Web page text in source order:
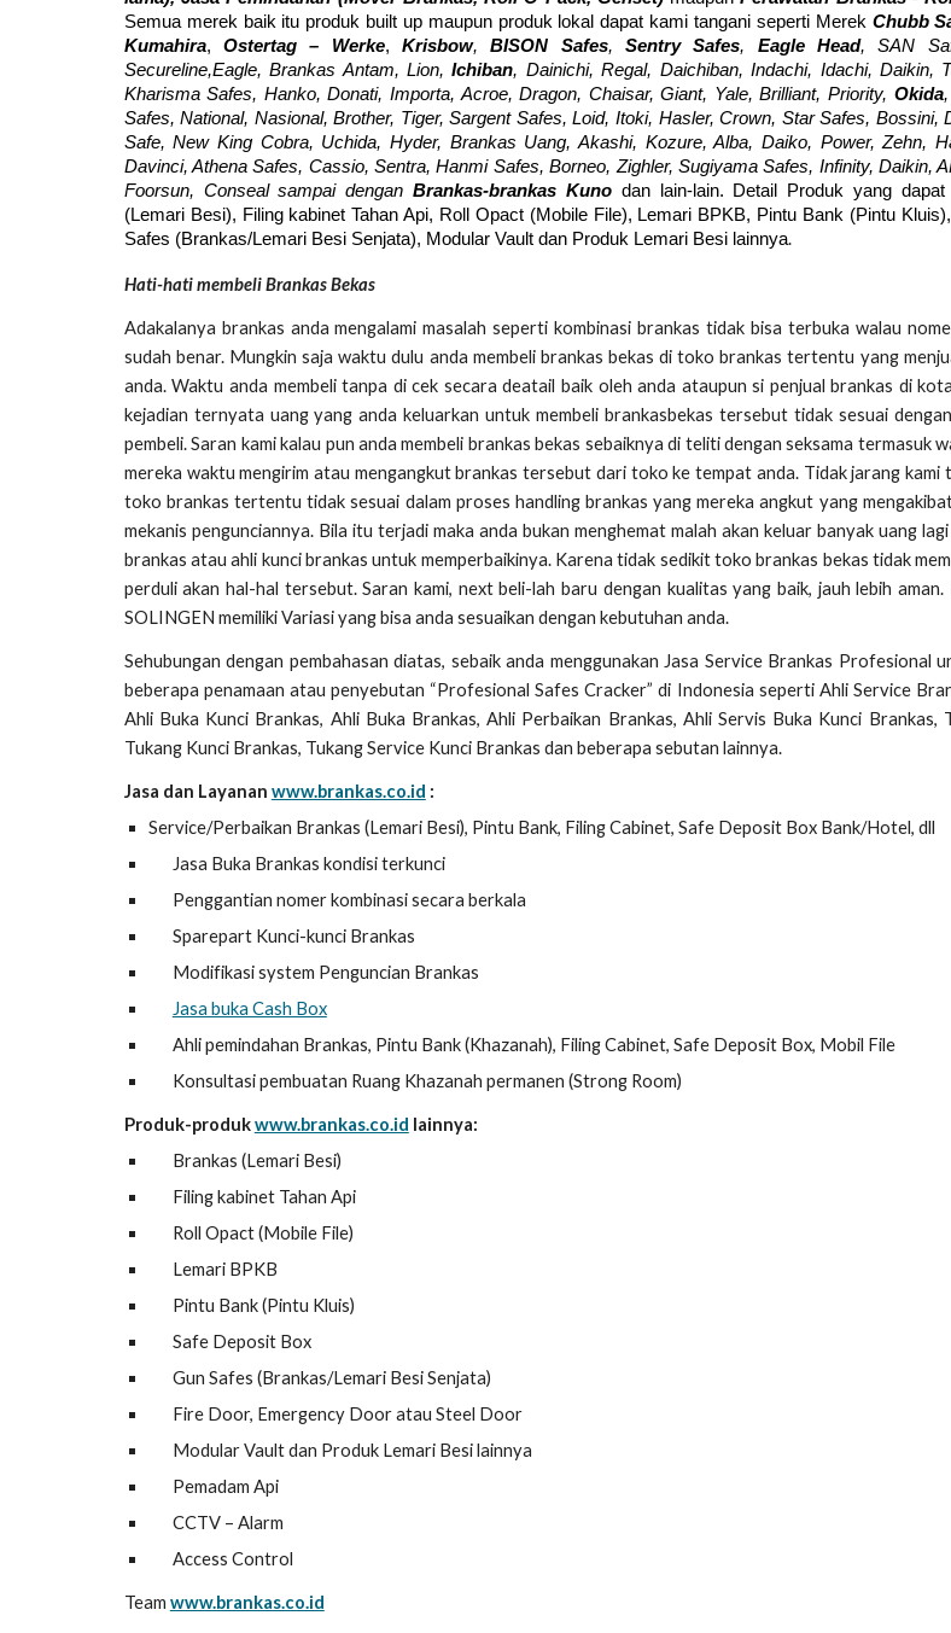
Semua merek baik itu produk built up maupun produk lokal dapat kami tangani seperti Merek Chubb
Kumahira,Ostertag – Werke,Krisbow,BISON Safes, Sentry Safes, Eagle Head, SAN
Secureline,Eagle, Brankas Antam, Lion,Ichiban, Dainichi, Regal, Daichiban, Indachi, Idachi, Daikin,
Kharisma Safes, Hanko, Donati, Importa, Acroe, Dragon, Chaisar, Giant, Yale, Brilliant, Priority, Okida,
Safes, National, Nasional, Brother, Tiger, Sargent Safes, Loid, Itoki, Hasler, Crown, Star Safes, Bossini,
Safe, New King Cobra, Uchida, Hyder, Brankas Uang, Akashi, Kozure, Alba, Daiko, Power, Zehn,
Davinci, Athena Safes, Cassio, Sentra, Hanmi Safes, Borneo, Zighler, Sugiyama Safes, Infinity, Daikin,
Foorsun, Conseal sampai denganBrankas-brankas Kunodan lain-lain. Detail Produk yang
(Lemari Besi), Filing kabinet Tahan Api, Roll Opact (Mobile File), Lemari BPKB, Pintu Bank (Pintu
Safes (Brankas/Lemari Besi Senjata), Modular Vault dan Produk Lemari Besi lainnya.
Hati-hati membeli Brankas Bekas
Adakalanya brankas anda mengalami masalah seperti kombinasi brankas tidak bisa terbuka walau
sudah benar. Mungkin saja waktu dulu anda membeli brankas bekas di toko brankas tertentu yang
anda. Waktu anda membeli tanpa di cek secara deatail baik oleh anda ataupun si penjual brankas di
kejadian ternyata uang yang anda keluarkan untuk membeli brankasbekas tersebut tidak sesuai
pembeli. Saran kami kalau pun anda membeli brankas bekas sebaiknya di teliti dengan seksama termasuk
mereka waktu mengirim atau mengangkut brankas tersebut dari toko ke tempat anda. Tidak jarang kami
toko brankas tertentu tidak sesuai dalam proses handling brankas yang mereka angkut yang
mekanis pengunciannya. Bila itu terjadi maka anda bukan menghemat malah akan keluar banyak uang
brankas atau ahli kunci brankas untuk memperbaikinya. Karena tidak sedikit toko brankas bekas tidak
perduli akan hal-hal tersebut. Saran kami, next beli-lah baru dengan kualitas yang baik, jauh lebih
SOLINGEN memiliki Variasi yang bisa anda sesuaikan dengan kebutuhan anda.
Sehubungan dengan pembahasan diatas, sebaik anda menggunakan Jasa Service Brankas Profesional
beberapa penamaan atau penyebutan “Profesional Safes Cracker” di Indonesia seperti Ahli Service
Ahli Buka Kunci Brankas, Ahli Buka Brankas, Ahli Perbaikan Brankas, Ahli Servis Buka Kunci Brankas,
Tukang Kunci Brankas, Tukang Service Kunci Brankas dan beberapa sebutan lainnya.
Jasa dan Layanan www.brankas.co.id :
Service/Perbaikan Brankas (Lemari Besi), Pintu Bank, Filing Cabinet, Safe Deposit Box Bank/Hotel, dll
Jasa Buka Brankas kondisi terkunci
Penggantian nomer kombinasi secara berkala
Sparepart Kunci-kunci Brankas
Modifikasi system Penguncian Brankas
Jasa buka Cash Box
Ahli pemindahan Brankas, Pintu Bank (Khazanah), Filing Cabinet, Safe Deposit Box, Mobil File
Konsultasi pembuatan Ruang Khazanah permanen (Strong Room)
Produk-produkwww.brankas.co.id lainnya:
Brankas (Lemari Besi)
Filing kabinet Tahan Api
Roll Opact (Mobile File)
Lemari BPKB
Pintu Bank (Pintu Kluis)
Safe Deposit Box
Gun Safes (Brankas/Lemari Besi Senjata)
Fire Door, Emergency Door atau Steel Door
Modular Vault dan Produk Lemari Besi lainnya
Pemadam Api
CCTV – Alarm
Access Control
Team www.brankas.co.id